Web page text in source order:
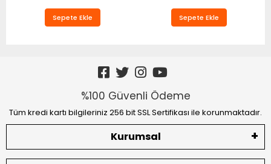
Sepete Ekle Sepete Ekle
%100 Güvenli Ödeme
Tüm kredi kartı bilgileriniz 256 bit SSL Sertifikası ile korunmaktadır.
Kurumsal